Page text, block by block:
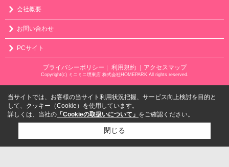
会社概要
お問い合わせ
PCサイト
プライバシーポリシー ｜ 利用規約 ｜アクセスマップ
Copyright(c) ミニミニ堺東店 株式会社HOMEPARK All rights reserved.
当サイトでは、お客様の当サイト利用状況把握、サービス向上検討を目的と
して、クッキー（Cookie）を使用しています。
詳しくは、当社の 「Cookieの取扱いについて」 をご確認ください。
閉じる